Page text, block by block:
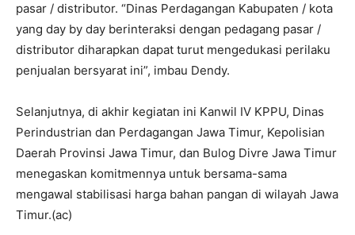
pasar / distributor. “Dinas Perdagangan Kabupaten / kota
yang day by day berinteraksi dengan pedagang pasar /
distributor diharapkan dapat turut mengedukasi perilaku
penjualan bersyarat ini”, imbau Dendy.
Selanjutnya, di akhir kegiatan ini Kanwil IV KPPU, Dinas
Perindustrian dan Perdagangan Jawa Timur, Kepolisian
Daerah Provinsi Jawa Timur, dan Bulog Divre Jawa Timur
menegaskan komitmennya untuk bersama-sama
mengawal stabilisasi harga bahan pangan di wilayah Jawa
Timur.(ac)